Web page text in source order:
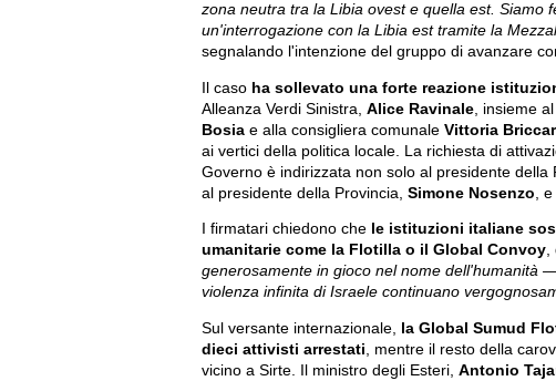
zona neutra tra la Libia ovest e quella est. Siamo
un'interrogazione con la Libia est tramite la
segnalando l'intenzione del gruppo di avanzare
Il caso ha sollevato una forte reazione
Alleanza Verdi Sinistra, Alice Ravinale , insieme
Bosia e alla consigliera comunale Vittoria
ai vertici della politica locale. La richiesta di
Governo è indirizzata non solo al presidente della
al presidente della Provincia, Simone Nosenzo ,
I firmatari chiedono che le istituzioni italiane
umanitarie come la Flotilla o il Global Convoy,
generosamente in gioco nel nome dell'humanità
violenza infinita di Israele continuano
Sul versante internazionale,
la Global Sumud
dieci attivisti arrestati , mentre il resto della
vicino a Sirte. Il ministro degli Esteri, Antonio